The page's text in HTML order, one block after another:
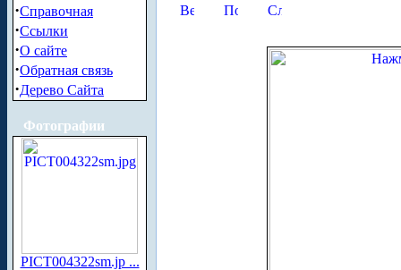
·Справочная
·Ссылки
·О сайте
·Обратная связь
·Дерево Сайта
Фотографии
PICT004322sm.jp ...